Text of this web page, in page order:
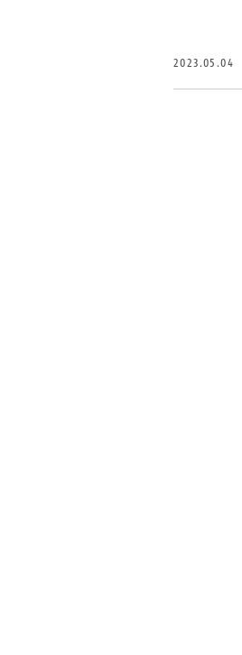
2023.05.04